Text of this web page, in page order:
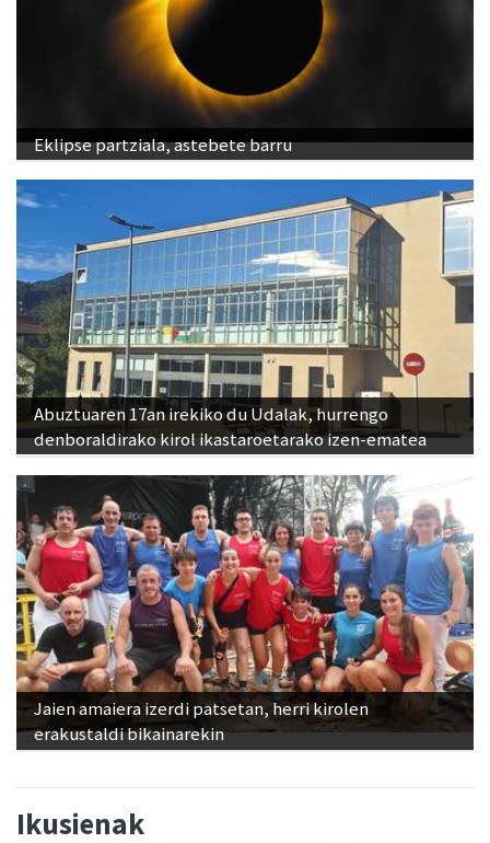
Eklipse partziala, astebete barru
Abuztuaren 17an irekiko du Udalak, hurrengo
denboraldirako kirol ikastaroetarako izen-ematea
Jaien amaiera izerdi patsetan, herri kirolen
erakustaldi bikainarekin
Ikusienak